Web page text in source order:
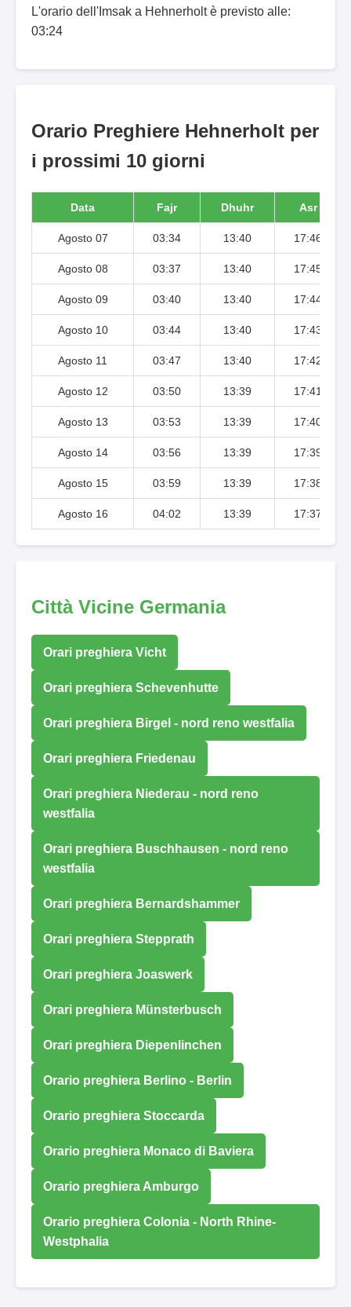
L'orario dell'Imsak a Hehnerholt è previsto alle:
03:24
Orario Preghiere Hehnerholt per
i prossimi 10 giorni
Data Fajr Dhuhr Asr
Agosto 07 03:34 13:40 17:46
Agosto 08 03:37 13:40 17:45
Agosto 09 03:40 13:40 17:44
Agosto 10 03:44 13:40 17:43
Agosto 11 03:47 13:40 17:42
Agosto 12 03:50 13:39 17:41
Agosto 13 03:53 13:39 17:40
Agosto 14 03:56 13:39 17:39
Agosto 15 03:59 13:39 17:38
Agosto 16 04:02 13:39 17:37
Città Vicine Germania
Orari preghiera Vicht
Orari preghiera Schevenhutte
Orari preghiera Birgel - nord reno westfalia
Orari preghiera Friedenau
Orari preghiera Niederau - nord reno
westfalia
Orari preghiera Buschhausen - nord reno
westfalia
Orari preghiera Bernardshammer
Orari preghiera Stepprath
Orari preghiera Joaswerk
Orari preghiera Münsterbusch
Orari preghiera Diepenlinchen
Orario preghiera Berlino - Berlin
Orario preghiera Stoccarda
Orario preghiera Monaco di Baviera
Orario preghiera Amburgo
Orario preghiera Colonia - North Rhine-
Westphalia